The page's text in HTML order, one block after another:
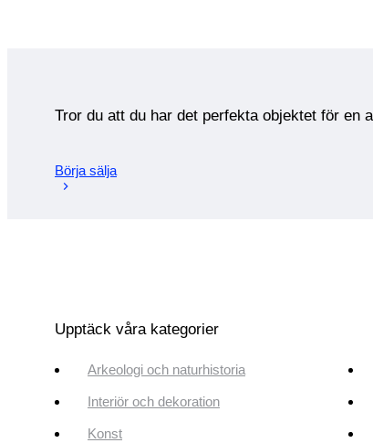
Tror du att du har det perfekta objektet för en
Börja sälja
Upptäck våra kategorier
Arkeologi och naturhistoria
Interiör och dekoration
Konst